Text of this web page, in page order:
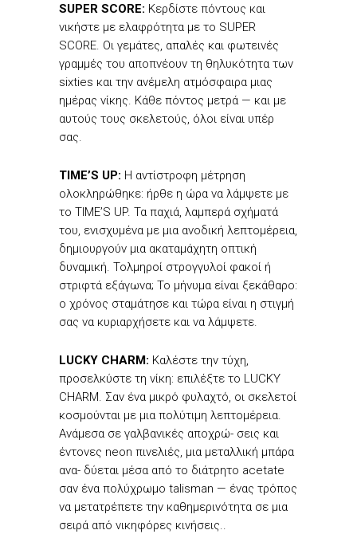
SUPER SCORE: Κερδίστε πόντους και
νικήστε με ελαφρότητα με το SUPER
SCORE. Οι γεμάτες, απαλές και φωτεινές
γραμμές του αποπνέουν τη θηλυκότητα των
sixties και την ανέμελη ατμόσφαιρα μιας
ημέρας νίκης. Κάθε πόντος μετρά — και με
αυτούς τους σκελετούς, όλοι είναι υπέρ
σας.
TIME’S UP: Η αντίστροφη μέτρηση
ολοκληρώθηκε: ήρθε η ώρα να λάμψετε με
το TIME’S UP. Τα παχιά, λαμπερά σχήματά
του, ενισχυμένα με μια ανοδική λεπτομέρεια,
δημιουργούν μια ακαταμάχητη οπτική
δυναμική. Τολμηροί στρογγυλοί φακοί ή
στριφτά εξάγωνα; Το μήνυμα είναι ξεκάθαρο:
ο χρόνος σταμάτησε και τώρα είναι η στιγμή
σας να κυριαρχήσετε και να λάμψετε.
LUCKY CHARM: Καλέστε την τύχη,
προσελκύστε τη νίκη: επιλέξτε το LUCKY
CHARM. Σαν ένα μικρό φυλαχτό, οι σκελετοί
κοσμούνται με μια πολύτιμη λεπτομέρεια.
Ανάμεσα σε γαλβανικές αποχρώ- σεις και
έντονες neon πινελιές, μια μεταλλική μπάρα
ανα- δύεται μέσα από το διάτρητο acetate
σαν ένα πολύχρωμο talisman — ένας τρόπος
να μετατρέπετε την καθημερινότητα σε μια
σειρά από νικηφόρες κινήσεις..